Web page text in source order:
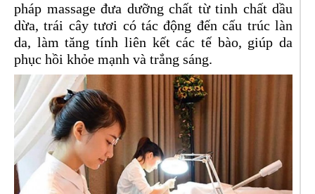
pháp massage đưa dưỡng chất từ tinh chất dầu
dừa, trái cây tươi có tác động đến cấu trúc làn
da, làm tăng tính liên kết các tế bào, giúp da
phục hồi khỏe mạnh và trắng sáng.